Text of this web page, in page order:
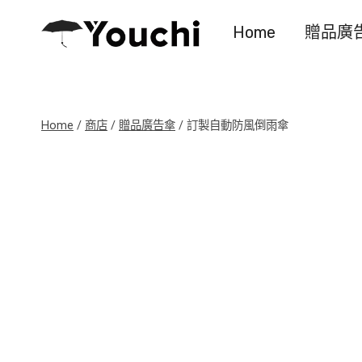
Home 贈品廣
Home / 商店 / 贈品廣告傘 / 訂製自動防風倒雨傘